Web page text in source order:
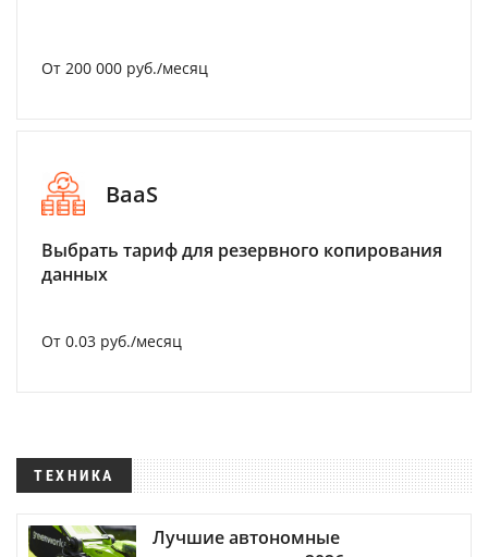
От 200 000 руб./месяц
BaaS
Выбрать тариф для резервного копирования
данных
От 0.03 руб./месяц
ТЕХНИКА
Лучшие автономные